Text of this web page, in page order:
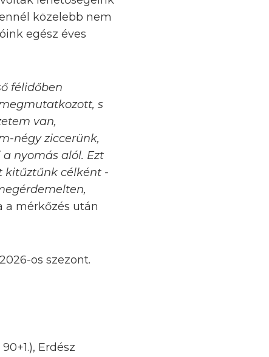
közelebb nem
egész éves
félidőben
s
van,
négy ziccerünk,
nyomás alól. Ezt
kitűztűnk célként -
a mérkőzés után
os szezont.
Erdész